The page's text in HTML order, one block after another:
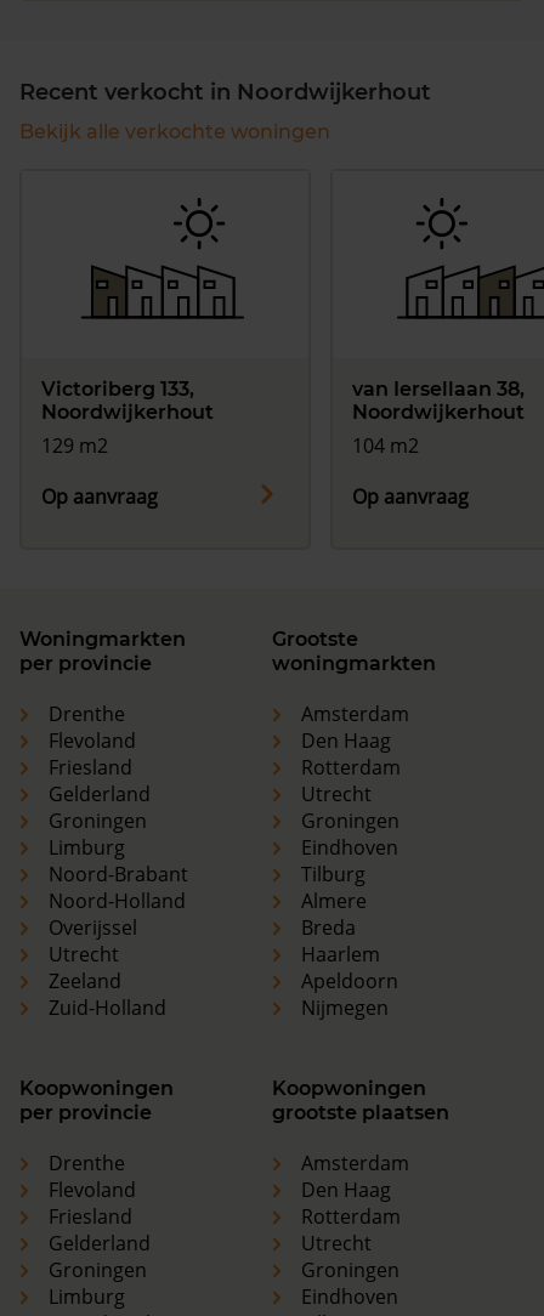
Recent verkocht in Noordwijkerhout
Bekijk alle verkochte woningen
Victoriberg 133,
Noordwijkerhout
129 m2
Op aanvraag
van Iersellaan 38,
Noordwijkerhout
104 m2
Op aanvraag
Woningmarkten
per provincie
Drenthe
Flevoland
Friesland
Gelderland
Groningen
Limburg
Noord-Brabant
Noord-Holland
Overijssel
Utrecht
Zeeland
Zuid-Holland
Grootste
woningmarkten
Amsterdam
Den Haag
Rotterdam
Utrecht
Groningen
Eindhoven
Tilburg
Almere
Breda
Haarlem
Apeldoorn
Nijmegen
Koopwoningen
per provincie
Drenthe
Flevoland
Friesland
Gelderland
Groningen
Limburg
Koopwoningen
grootste plaatsen
Amsterdam
Den Haag
Rotterdam
Utrecht
Groningen
Eindhoven